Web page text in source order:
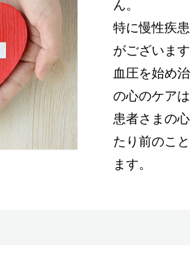
特に慢性疾
がございま
血圧を始め
の心のケア
患者さまの
たり前のこ
ます。